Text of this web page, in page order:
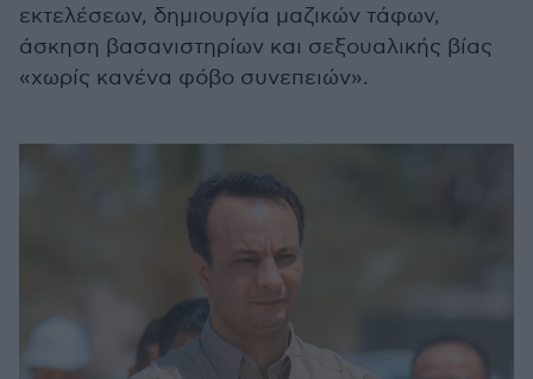
εκτελέσεων, δημιουργία μαζικών τάφων,
άσκηση βασανιστηρίων και σεξουαλικής βίας
«χωρίς κανένα φόβο συνεπειών».